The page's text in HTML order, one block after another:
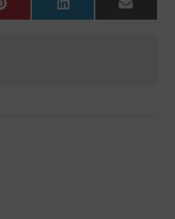
Pinterest LinkedIn Email